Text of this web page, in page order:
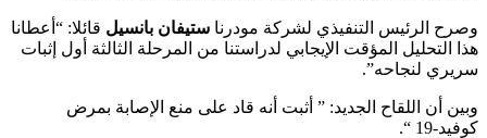
وصرح الرئيس التنفيذي لشركة مودرنا ستيفان بانسيل قائلا: “أعطانا
هذا التحليل المؤقت الإيجابي لدراستنا من المرحلة الثالثة أول إثبات
سريري لنجاحه”.
وبين أن اللقاح الجديد: ” أثبت أنه قاد على منع الإصابة بمرض
كوفيد-19 “.